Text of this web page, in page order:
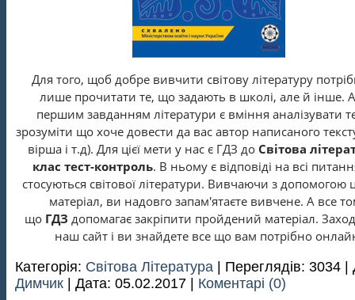
Для того, щоб добре вивчити світову літературу
лише прочитати те, що задають в школі, але й інше.
першим завданням літератури є вміння аналізувати
зрозуміти що хоче довести да вас автор написаного
вірша і т.д). Для цієї мети у нас є ГДЗ до Світова
клас тест-контроль. В ньому є відповіді на всі
стосуються світової літератури. Вивчаючи з допомогою
матеріал, ви надовго запам'ятаєте вивчене. А все
що ГДЗ допомагає закріпити пройдений матеріал.
наш сайт і ви знайдете все що вам потрібно
Категорія: Світова Література | Переглядів: 3034
Димчик | Дата: 05.02.2017 Коментарі (0)